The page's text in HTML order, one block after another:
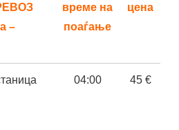
05:00 45 €
–
време на
поаѓање
цена
04:00 45 €